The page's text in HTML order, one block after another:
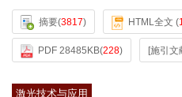
摘要(3817) HTML全文 (
PDF 28485KB(228) [施引文
激光技术与应用